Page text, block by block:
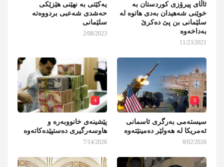
ئاڵای پیرۆزی کوردستان بە
خوێنی شەهیدان بەدی هاتوە لە
سلێمانی بن پێ دەکرێ
بەداخەوە
11/23/2021
یەکێتی بە نهێنی هێزێکی
حەشدی شەعبی بردووەتە
سلێمانی
2/08/2023
3
سیستەمی بەرگری ئاسمانی
ئەمریکا لە هەولێر دەمینێتەوە
8/02/2026
4
پێشینەی خانووبەرە و
هاوسەرگیری دەستپێدەکاتەوە
7/14/2026